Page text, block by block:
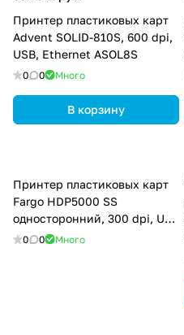
Принтер пластиковых карт
Advent SOLID-810S, 600 dpi,
USB, Ethernet ASOL8S
0 0 Много
В корзину
Принтер пластиковых карт
Fargo HDP5000 SS
односторонний, 300 dpi, USB
(2.0), Ethernet, 89600
0 0 Много